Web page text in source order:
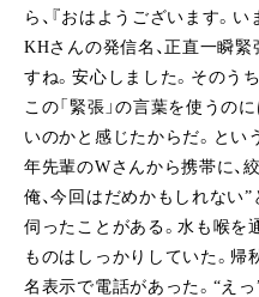
ら、『おはようございます。
KHさんの発信名、正直一瞬緊
すね。安心しました。そのうち
この「緊張」の言葉を使うの
いのかと感じたからだ。とい
年先輩のWさんから携帯に、
俺、今回はだめかもしれない
伺ったことがある。水も喉を
ものはしっかりしていた。帰
名表示で電話があった。“え